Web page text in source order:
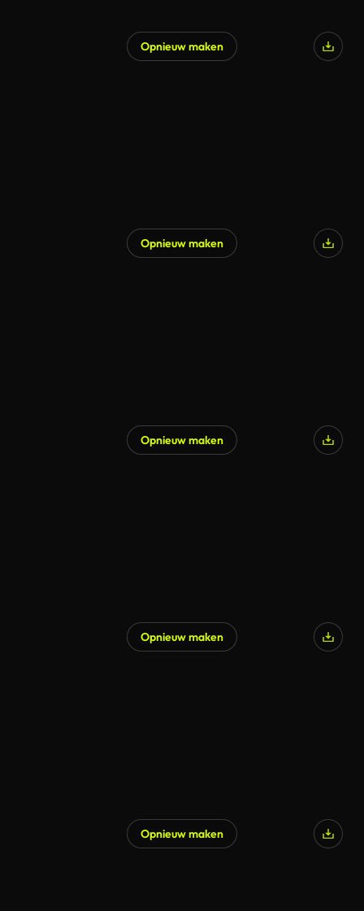
Opnieuw maken
Opnieuw maken
Opnieuw maken
Opnieuw maken
Opnieuw maken